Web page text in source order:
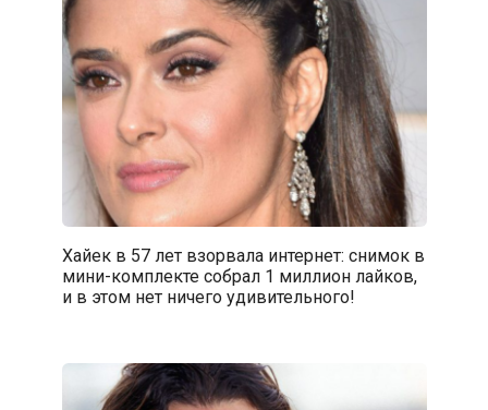
Хайек в 57 лет взорвала интернет: снимок в
мини-комплекте собрал 1 миллион лайков,
и в этом нет ничего удивительного!